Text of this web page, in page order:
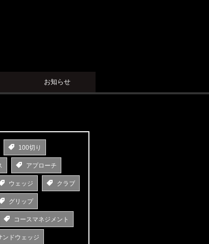
お知らせ
100切り
アプローチ
ウェッジ クラブ
グリップ
コースマネジメント
ンドウェッジ